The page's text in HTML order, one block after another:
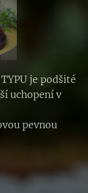
je podšité
uchopení v
pevnou